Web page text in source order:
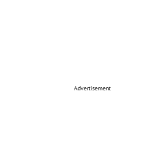
Advertisement